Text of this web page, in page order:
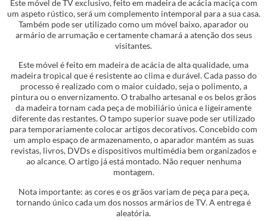
Este móvel de TV exclusivo, feito em madeira de acácia maciça com
um aspeto rústico, será um complemento intemporal para a sua casa.
Também pode ser utilizado como um móvel baixo, aparador ou
armário de arrumação e certamente chamará a atenção dos seus
visitantes.
Este móvel é feito em madeira de acácia de alta qualidade, uma
madeira tropical que é resistente ao clima e durável. Cada passo do
processo é realizado com o maior cuidado, seja o polimento, a
pintura ou o envernizamento. O trabalho artesanal e os belos grãos
da madeira tornam cada peça de mobiliário única e ligeiramente
diferente das restantes. O tampo superior suave pode ser utilizado
para temporariamente colocar artigos decorativos. Concebido com
um amplo espaço de armazenamento, o aparador mantém as suas
revistas, livros, DVDs e dispositivos multimédia bem organizados e
ao alcance. O artigo já está montado. Não requer nenhuma
montagem.
Nota importante: as cores e os grãos variam de peça para peça,
tornando único cada um dos nossos armários de TV. A entrega é
aleatória.